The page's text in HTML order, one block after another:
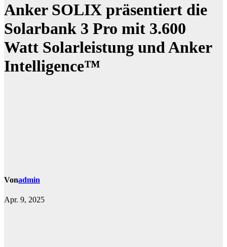
Anker SOLIX präsentiert die
Solarbank 3 Pro mit 3.600
Watt Solarleistung und Anker
Intelligence™
Vonadmin
Apr. 9, 2025